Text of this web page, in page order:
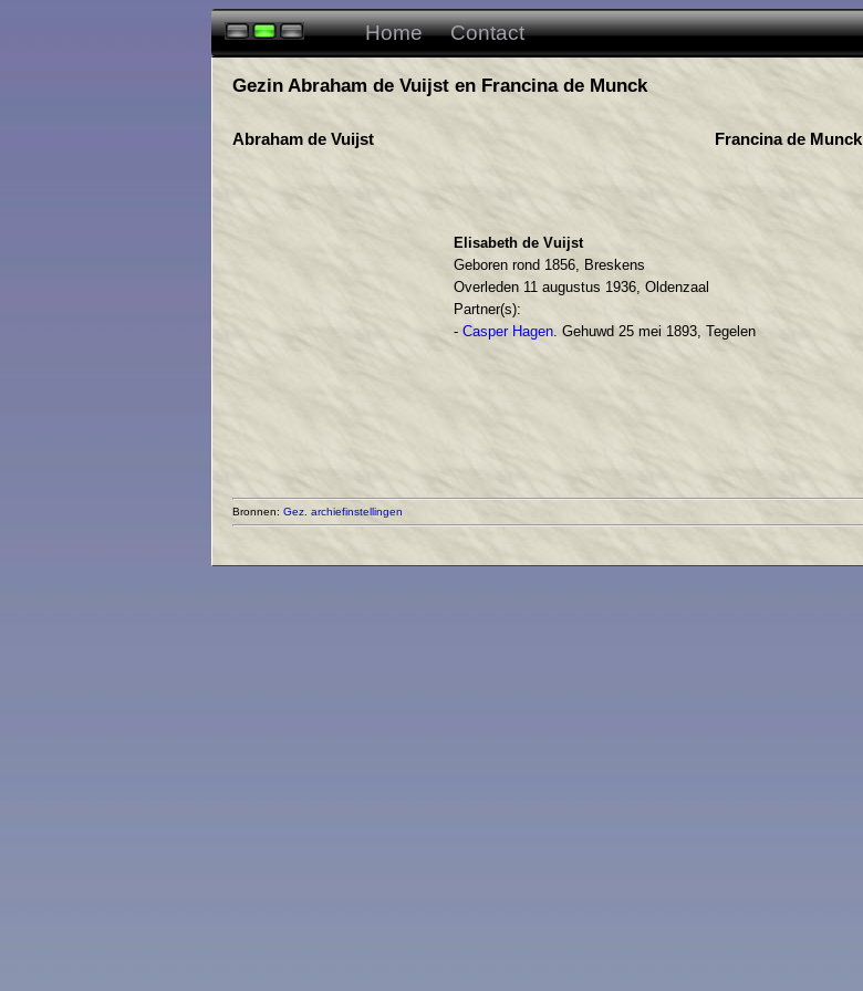
Home Contact
Gezin Abraham de Vuijst en Francina de Munck
Abraham de Vuijst Francina de Munck
Elisabeth de Vuijst
Geboren rond 1856, Breskens
Overleden 11 augustus 1936, Oldenzaal
Partner(s):
- Casper Hagen. Gehuwd 25 mei 1893, Tegelen
Bronnen: Gez. archiefinstellingen